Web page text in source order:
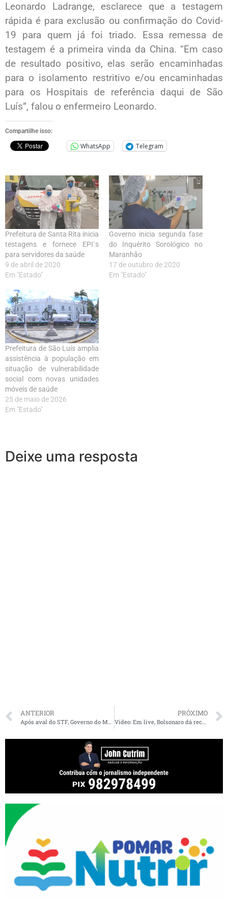
Leonardo Ladrange, esclarece que a testagem
rápida é para exclusão ou confirmação do Covid-
19 para quem já foi triado. Essa remessa de
testagem é a primeira vinda da China. “Em caso
de resultado positivo, elas serão encaminhadas
para o isolamento restritivo e/ou encaminhadas
para os Hospitais de referência daqui de São
Luís”, falou o enfermeiro Leonardo.
Compartilhe isso:
WhatsApp Telegram
Prefeitura de Santa Rita inicia
testagens e fornece EPI´s
para servidores da saúde
9 de abril de 2020
Em "Estado"
Governo inicia segunda fase
do Inquérito Sorológico no
Maranhão
17 de outubro de 2020
Em "Estado"
Prefeitura de São Luís amplia
assistência à população em
situação de vulnerabilidade
social com novas unidades
móveis de saúde
25 de maio de 2026
Em "Estado"
Deixe uma resposta
ANTERIOR
Após aval do STF, Governo do Maranhão vai editar regras para evitar aglomeração em bancos
PRÓXIMO
Vídeo: Em live, Bolsonaro dá recado a Mandetta: “Paciente pode trocar de médico”